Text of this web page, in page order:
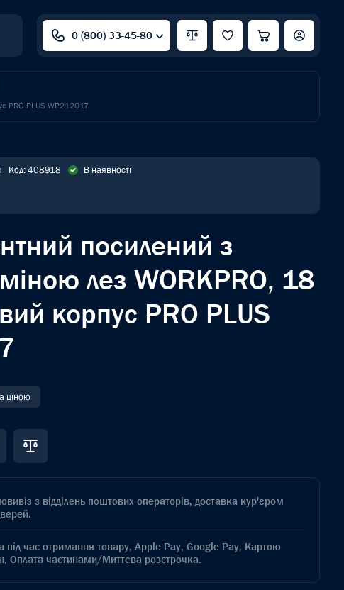
0 (800) 33-45-80
PRO PLUS WP212017
Код: 408918 В наявності
посилений з
лез WORKPRO, 18
корпус PRO PLUS
ціною
з відділень поштових операторів, доставка кур'єром
під час отримання товару, Apple Pay, Google Pay, Картою
Оплата частинами/Миттєва розстрочка.